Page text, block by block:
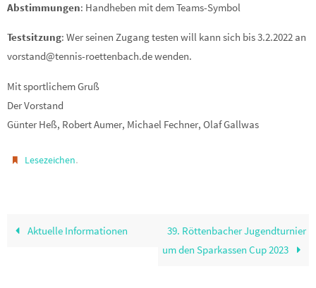
Abstimmungen: Handheben mit dem Teams-Symbol
Testsitzung: Wer seinen Zugang testen will kann sich bis 3.2.2022 an
vorstand@tennis-roettenbach.de wenden.
Mit sportlichem Gruß
Der Vorstand
Günter Heß, Robert Aumer, Michael Fechner, Olaf Gallwas
Lesezeichen.
Aktuelle Informationen
39. Röttenbacher Jugendturnier
um den Sparkassen Cup 2023